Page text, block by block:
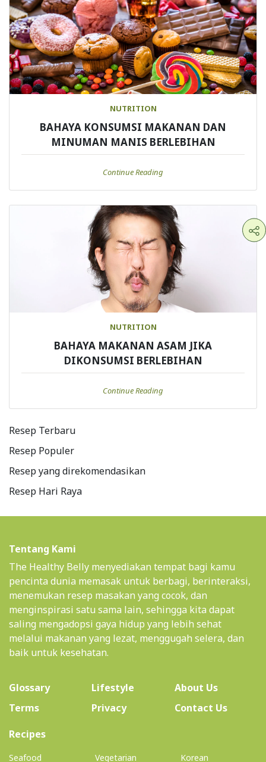
NUTRITION
BAHAYA KONSUMSI MAKANAN DAN
MINUMAN MANIS BERLEBIHAN
Continue Reading
NUTRITION
BAHAYA MAKANAN ASAM JIKA
DIKONSUMSI BERLEBIHAN
Continue Reading
Resep Terbaru
Resep Populer
Resep yang direkomendasikan
Resep Hari Raya
Tentang Kami
The Healthy Belly menyediakan tempat bagi kamu
pencinta dunia memasak untuk berbagi, berinteraksi,
menemukan resep masakan yang cocok, dan
menginspirasi satu sama lain, sehingga kita dapat
saling mengadopsi gaya hidup yang lebih sehat
melalui makanan yang lezat, menggugah selera, dan
baik untuk kesehatan.
Glossary Lifestyle About Us(current)
Terms
Privacy
Contact Us
Recipes(current)
Seafood Vegetarian Korean